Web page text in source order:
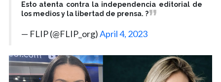
Esto atenta contra la independencia editorial de
los medios y la libertad de prensa. ?
— FLIP (@FLIP_org)April 4, 2023